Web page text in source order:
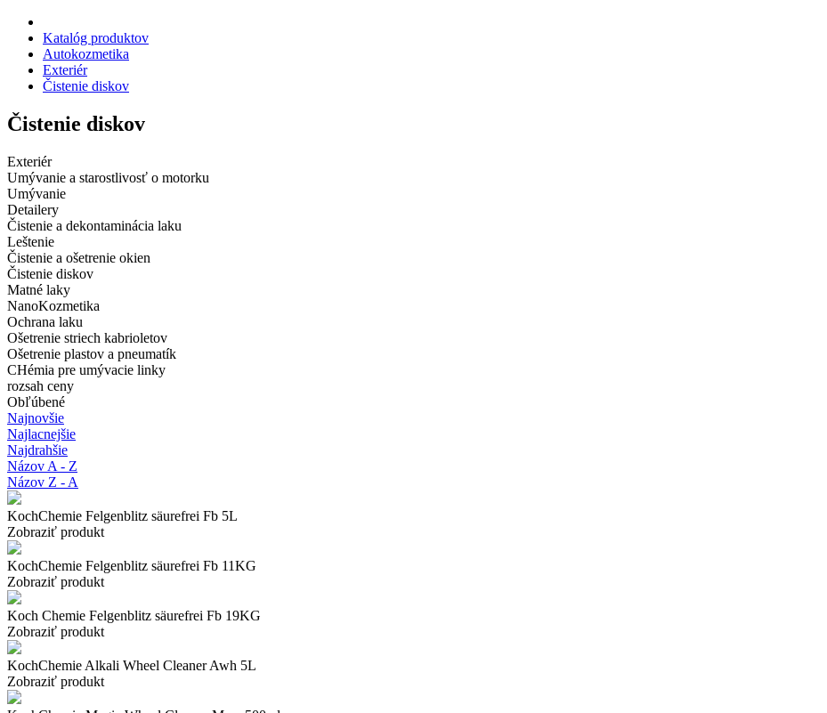
Katalóg produktov
Autokozmetika
Exteriér
Čistenie diskov
Čistenie diskov
Exteriér
Umývanie a starostlivosť o motorku
Umývanie
Detailery
Čistenie a dekontaminácia laku
Leštenie
Čistenie a ošetrenie okien
Čistenie diskov
Matné laky
NanoKozmetika
Ochrana laku
Ošetrenie striech kabrioletov
Ošetrenie plastov a pneumatík
CHémia pre umývacie linky
rozsah ceny
Obľúbené
Najnovšie
Najlacnejšie
Najdrahšie
Názov A - Z
Názov Z - A
KochChemie Felgenblitz säurefrei Fb 5L
Zobraziť produkt
KochChemie Felgenblitz säurefrei Fb 11KG
Zobraziť produkt
Koch Chemie Felgenblitz säurefrei Fb 19KG
Zobraziť produkt
KochChemie Alkali Wheel Cleaner Awh 5L
Zobraziť produkt